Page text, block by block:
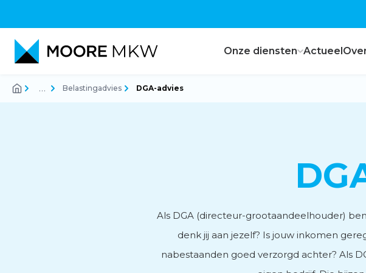
Onze diensten
Corporate finance
Actueel
Raad
… Belastingadvies DGA-advies
Als DGA (directeur-grootaandeelhouder)
denk jij aan jezelf? Is jouw inkomen
nabestaanden goed verzorgd achter? Als